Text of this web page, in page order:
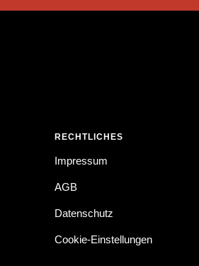
RECHTLICHES
Impressum
AGB
Datenschutz
Cookie-Einstellungen